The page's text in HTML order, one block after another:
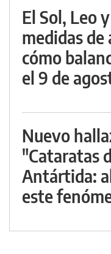
El Sol, Leo
medidas
cómo
el 9 de
Nuevo
"Cataratas
Antártida:
este